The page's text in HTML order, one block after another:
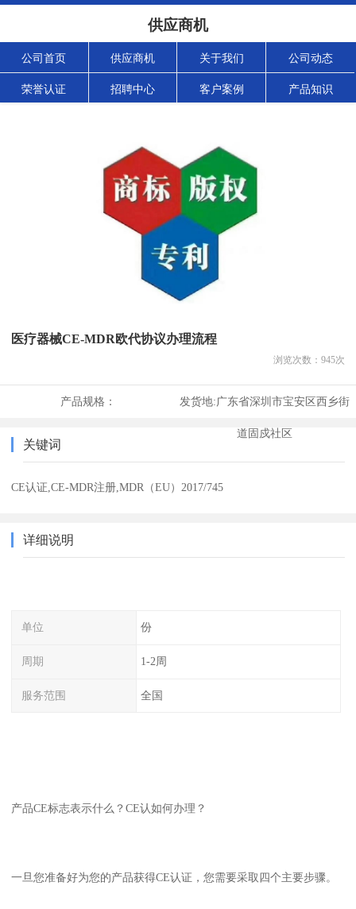
供应商机
公司首页 供应商机 关于我们 公司动态
荣誉认证 招聘中心 客户案例 产品知识
医疗器械CE-MDR欧代协议办理流程
浏览次数： 945次
产品规格： 发货地:广东省深圳市宝安区西乡街
道固戍社区
关键词
CE认证,CE-MDR注册,MDR（EU）2017/745
详细说明
单位 份
周期 1-2周
服务范围 全国
产品CE标志表示什么？CE认如何办理？
一旦您准备好为您的产品获得CE认证，您需要采取四个主要步骤。